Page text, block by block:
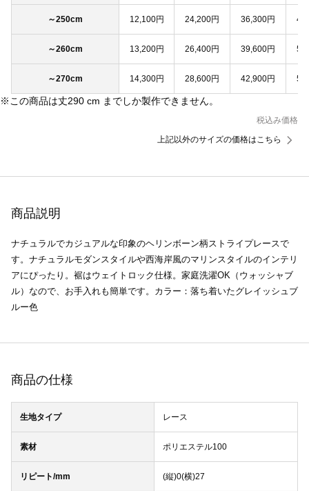
～250cm 12,100円 24,200円 36,300円
～260cm 13,200円 26,400円 39,600円
～270cm 14,300円 28,600円 42,900円
※この商品は丈290 cm までしか製作できません。
税込み価格
上記以外のサイズの価格はこちら
商品説明
ナチュラルでカジュアルな印象のヘリンボーン柄ストライプレースで
す。ナチュラルモダンスタイルや西海岸風のマリンスタイルのインテリ
アにぴったり。裾はウェイトロック仕様。家庭洗濯OK（ウォッシャブ
ル）なので、お手入れも簡単です。カラー：落ち着いたグレイッシュブ
ルー色
商品の仕様
生地タイプ レース
素材 ポリエステル100
リピート/mm (縦)0(横)27